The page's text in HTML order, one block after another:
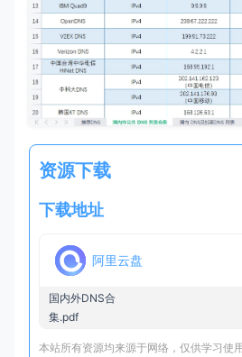
资源下载
下载地址
阿里云盘
国内外DNS合
集.pdf
本站所有资源均来源于网络，仅供学习使